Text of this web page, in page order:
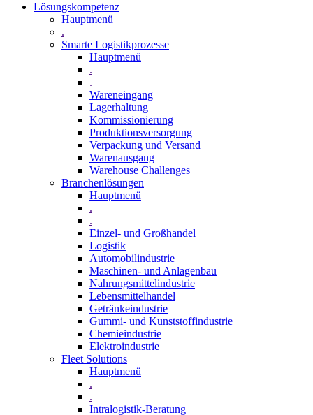
Lösungskompetenz
Hauptmenü
.
Smarte Logistikprozesse
Hauptmenü
.
.
Wareneingang
Lagerhaltung
Kommissionierung
Produktionsversorgung
Verpackung und Versand
Warenausgang
Warehouse Challenges
Branchenlösungen
Hauptmenü
.
.
Einzel- und Großhandel
Logistik
Automobilindustrie
Maschinen- und Anlagenbau
Nahrungsmittelindustrie
Lebensmittelhandel
Getränkeindustrie
Gummi­- und Kunststoffindustrie
Chemieindustrie
Elektroindustrie
Fleet Solutions
Hauptmenü
.
.
Intralogistik-Beratung